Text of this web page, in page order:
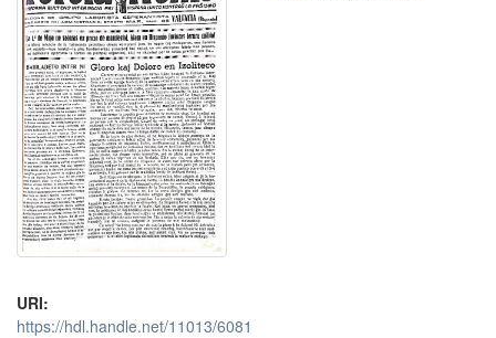
URI:
https://hdl.handle.net/11013/6081